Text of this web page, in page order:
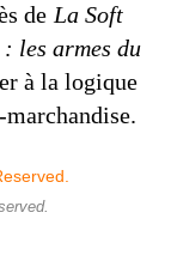
de La Soft
les armes du
à la logique